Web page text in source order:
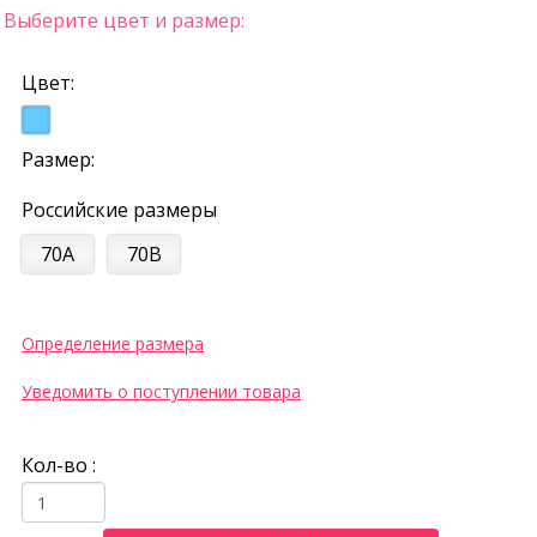
Выберите цвет и размер:
Цвет:
Размер:
Российские размеры
70A
70B
Определение размера
Уведомить о поступлении товара
Кол-во :